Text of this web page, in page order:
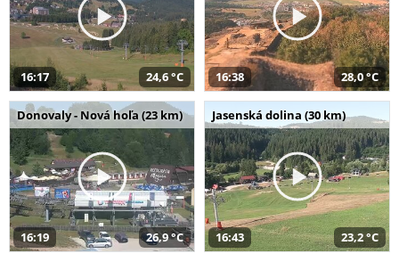
16:17 24,6 °C 16:38 28,0 °C
Donovaly - Nová hoľa (23 km)
16:19 26,9 °C
Jasenská dolina (30 km)
16:43 23,2 °C